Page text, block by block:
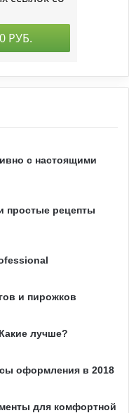
с настоящими
простые рецепты
и пирожков
лучше?
оформления в 2018
для комфортной